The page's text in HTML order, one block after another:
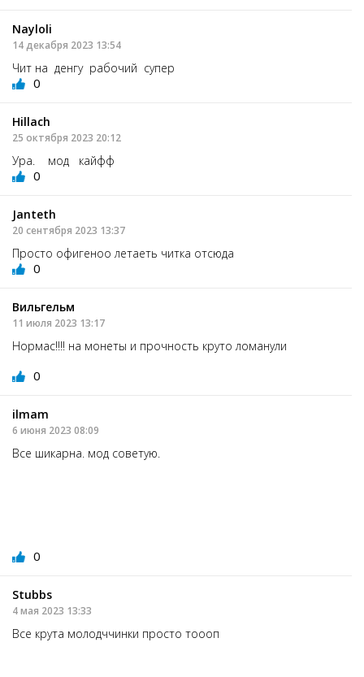
Nayloli
14 декабря 2023 13:54
Чит на денгу рабочий супер
0
Hillach
25 октября 2023 20:12
Ура. мод кайфф
0
Janteth
20 сентября 2023 13:37
Просто офигеноо летаеть читка отсюда
0
Вильгельм
11 июля 2023 13:17
Нормас!!!! на монеты и прочность круто ломанули
0
ilmam
6 июня 2023 08:09
Все шикарна. мод советую.
0
Stubbs
4 мая 2023 13:33
Все крута молодччинки просто тоооп